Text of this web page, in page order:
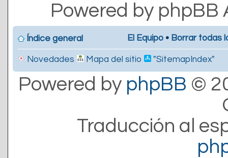
Powered by
Índice general El Equipo • Borrar todas
Novedades Mapa del sitio "SitemapIndex"
Powered by phpBB ©
Traducción al